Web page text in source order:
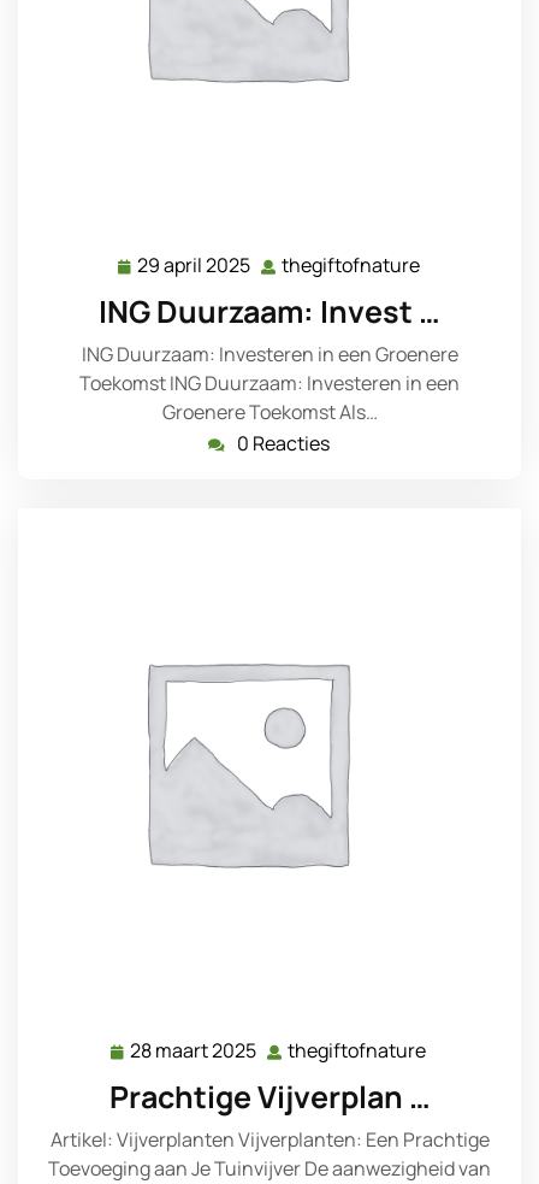
29 april 2025 29
2025
thegiftofnature
ING Duurzaam: Invest …
ING Duurzaam: Investeren in een Groenere
Toekomst ING Duurzaam: Investeren in een
Groenere Toekomst Als…
0 Reacties
28 maart 2025 28
maart
2025
thegiftofnature
Prachtige Vijverplan …
Artikel: Vijverplanten Vijverplanten: Een Prachtige
Toevoeging aan Je Tuinvijver De aanwezigheid van